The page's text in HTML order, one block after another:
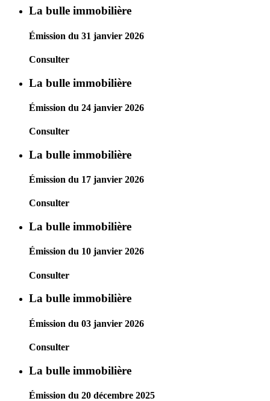
La bulle immobilière
Émission du 31 janvier 2026
Consulter
La bulle immobilière
Émission du 24 janvier 2026
Consulter
La bulle immobilière
Émission du 17 janvier 2026
Consulter
La bulle immobilière
Émission du 10 janvier 2026
Consulter
La bulle immobilière
Émission du 03 janvier 2026
Consulter
La bulle immobilière
Émission du 20 décembre 2025